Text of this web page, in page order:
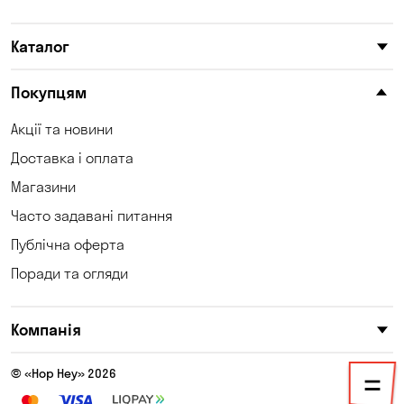
Корсунці
Коцюбинське
Кривий Ріг
Кропивницький
Каталог
Покупцям
Акції та новини
Доставка і оплата
Магазини
Часто задавані питання
Публічна оферта
Поради та огляди
Компанія
© «Hop Hey» 2026